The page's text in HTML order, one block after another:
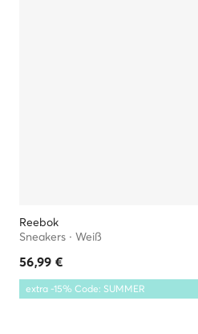
Reebok
Sneakers · Weiß
56,99 €
extra -15% Code: SUMMER